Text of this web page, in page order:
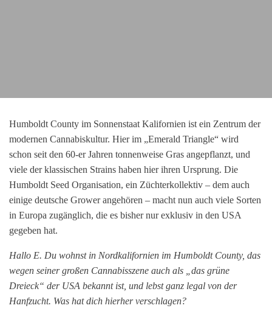
Humboldt County im Sonnenstaat Kalifornien ist ein Zentrum der
modernen Cannabiskultur. Hier im „Emerald Triangle“ wird
schon seit den 60-er Jahren tonnenweise Gras angepflanzt, und
viele der klassischen Strains haben hier ihren Ursprung. Die
Humboldt Seed Organisation, ein Züchterkollektiv – dem auch
einige deutsche Grower angehören – macht nun auch viele Sorten
in Europa zugänglich, die es bisher nur exklusiv in den USA
gegeben hat.
Hallo E. Du wohnst in Nordkalifornien im Humboldt County, das
wegen seiner großen Cannabisszene auch als „das grüne
Dreieck“ der USA bekannt ist, und lebst ganz legal von der
Hanfzucht. Was hat dich hierher verschlagen?